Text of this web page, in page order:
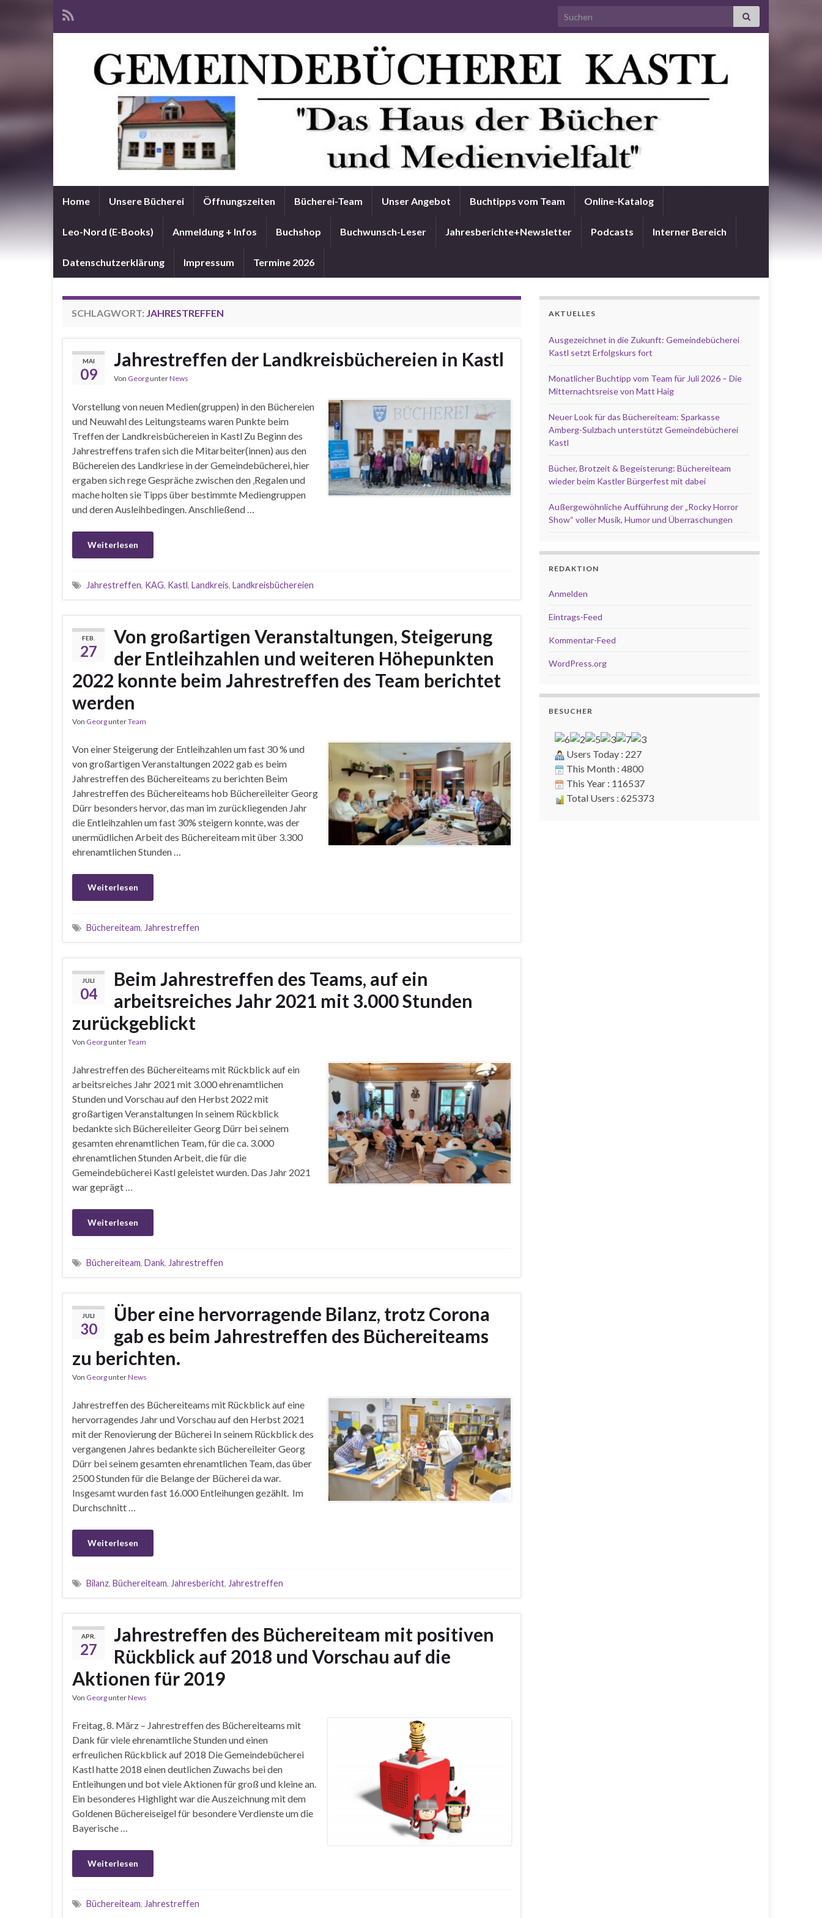
Search for:
Home Unsere Bücherei Öffnungszeiten Bücherei-Team Unser Angebot Buchtipps vom Team Online-Katalog
Leo-Nord (E-Books) Anmeldung + Infos Buchshop Buchwunsch-Leser Jahresberichte+Newsletter Podcasts Interner Bereich
Datenschutzerklärung Impressum Termine 2026
SCHLAGWORT: JAHRESTREFFEN
MAI
09
Jahrestreffen der Landkreisbüchereien in Kastl
Von GeorgunterNews
Vorstellung von neuen Medien(gruppen) in den Büchereien
und Neuwahl des Leitungsteams waren Punkte beim
Treffen der Landkreisbüchereien in Kastl Zu Beginn des
Jahrestreffens trafen sich die Mitarbeiter(innen) aus den
Büchereien des Landkriese in der Gemeindebücherei, hier
ergaben sich rege Gespräche zwischen den ‚Regalen und
mache holten sie Tipps über bestimmte Mediengruppen
und deren Ausleihbedingen. Anschließend …
Weiterlesen
Jahrestreffen, KAG, Kastl, Landkreis, Landkreisbüchereien
FEB.
27
Von großartigen Veranstaltungen, Steigerung
der Entleihzahlen und weiteren Höhepunkten
2022 konnte beim Jahrestreffen des Team berichtet
werden
Von GeorgunterTeam
Von einer Steigerung der Entleihzahlen um fast 30 % und
von großartigen Veranstaltungen 2022 gab es beim
Jahrestreffen des Büchereiteams zu berichten Beim
Jahrestreffen des Büchereiteams hob Büchereileiter Georg
Dürr besonders hervor, das man im zurückliegenden Jahr
die Entleihzahlen um fast 30% steigern konnte, was der
unermüdlichen Arbeit des Büchereiteam mit über 3.300
ehrenamtlichen Stunden …
Weiterlesen
Büchereiteam, Jahrestreffen
JULI
04
Beim Jahrestreffen des Teams, auf ein
arbeitsreiches Jahr 2021 mit 3.000 Stunden
zurückgeblickt
Von GeorgunterTeam
Jahrestreffen des Büchereiteams mit Rückblick auf ein
arbeitsreiches Jahr 2021 mit 3.000 ehrenamtlichen
Stunden und Vorschau auf den Herbst 2022 mit
großartigen Veranstaltungen In seinem Rückblick
bedankte sich Büchereileiter Georg Dürr bei seinem
gesamten ehrenamtlichen Team, für die ca. 3.000
ehrenamtlichen Stunden Arbeit, die für die
Gemeindebücherei Kastl geleistet wurden. Das Jahr 2021
war geprägt …
Weiterlesen
Büchereiteam, Dank, Jahrestreffen
JULI
30
Über eine hervorragende Bilanz, trotz Corona
gab es beim Jahrestreffen des Büchereiteams
zu berichten.
Von GeorgunterNews
Jahrestreffen des Büchereiteams mit Rückblick auf eine
hervorragendes Jahr und Vorschau auf den Herbst 2021
mit der Renovierung der Bücherei In seinem Rückblick des
vergangenen Jahres bedankte sich Büchereileiter Georg
Dürr bei seinem gesamten ehrenamtlichen Team, das über
2500 Stunden für die Belange der Bücherei da war.
Insgesamt wurden fast 16.000 Entleihungen gezählt. Im
Durchschnitt …
Weiterlesen
Bilanz, Büchereiteam, Jahresbericht, Jahrestreffen
APR.
27
Jahrestreffen des Büchereiteam mit positiven
Rückblick auf 2018 und Vorschau auf die
Aktionen für 2019
Von GeorgunterNews
Freitag, 8. März – Jahrestreffen des Büchereiteams mit
Dank für viele ehrenamtliche Stunden und einen
erfreulichen Rückblick auf 2018 Die Gemeindebücherei
Kastl hatte 2018 einen deutlichen Zuwachs bei den
Entleihungen und bot viele Aktionen für groß und kleine an.
Ein besonderes Highlight war die Auszeichnung mit dem
Goldenen Büchereiseigel für besondere Verdienste um die
Bayerische …
Weiterlesen
Büchereiteam, Jahrestreffen
AKTUELLES
Ausgezeichnet in die Zukunft: Gemeindebücherei
Kastl setzt Erfolgskurs fort
Monatlicher Buchtipp vom Team für Juli 2026 – Die
Mitternachtsreise von Matt Haig
Neuer Look für das Büchereiteam: Sparkasse
Amberg-Sulzbach unterstützt Gemeindebücherei
Kastl
Bücher, Brotzeit & Begeisterung: Büchereiteam
wieder beim Kastler Bürgerfest mit dabei
Außergewöhnliche Aufführung der „Rocky Horror
Show“ voller Musik, Humor und Überraschungen
REDAKTION
Anmelden
Eintrags-Feed
Kommentar-Feed
WordPress.org
BESUCHER
Users Today : 227
This Month : 4800
This Year : 116537
Total Users : 625373